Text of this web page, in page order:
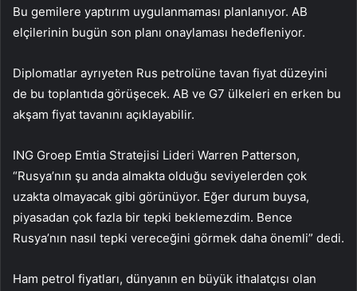
Bu gemilere yaptırım uygulanmaması planlanıyor. AB
elçilerinin bugün son planı onaylaması hedefleniyor.
Diplomatlar ayrıyeten Rus petrolüne tavan fiyat düzeyini
de bu toplantıda görüşecek. AB ve G7 ülkeleri en erken bu
akşam fiyat tavanını açıklayabilir.
ING Groep Emtia Stratejisi Lideri Warren Patterson,
“Rusya’nın şu anda almakta olduğu seviyelerden çok
uzakta olmayacak gibi görünüyor. Eğer durum buysa,
piyasadan çok fazla bir tepki beklemezdim. Bence
Rusya’nın nasıl tepki vereceğini görmek daha önemli” dedi.
Ham petrol fiyatları, dünyanın en büyük ithalatçısı olan